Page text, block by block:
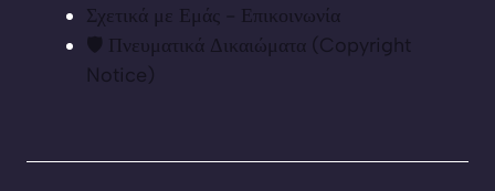
Σχετικά με Εμάς - Επικοινωνία
🛡️ Πνευματικά Δικαιώματα (Copyright
Notice)